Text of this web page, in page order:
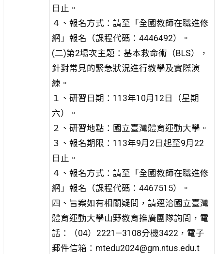
日止。
４、報名方式：請至「全國教師在職進修
網」報名（課程代碼：4446492）。
(二)第2場次主題：基本救命術（BLS），
針對常見的緊急狀況進行教學及實際演
練。
１、研習日期：113年10月12日（星期
六）。
２、研習地點：國立臺灣體育運動大學。
３、報名期限：113年9月2日起至9月22
日止。
４、報名方式：請至「全國教師在職進修
網」報名（課程代碼：4467515）。
四、旨案如有相關疑問，請逕洽國立臺灣
體育運動大學山野教育推廣團隊詢問，電
話：（04）2221—3108分機3422，電子
郵件信箱：mtedu2024@gm.ntus.edu.t